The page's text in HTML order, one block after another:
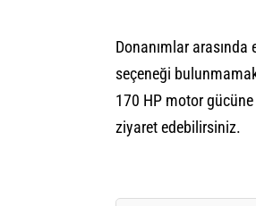
Donanımlar
seçeneği
170 HP motor
ziyaret edebilirsiniz.